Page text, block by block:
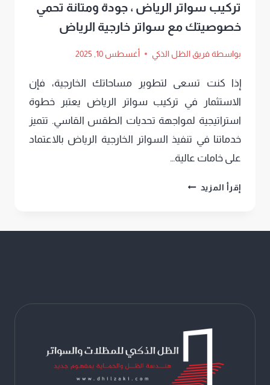
وأسعار
خيالية
تركيب سواتر الرياض ، جودة ومتانة تحمي
خصوصيتك مع سواتر خارجية الرياض
بواسطة فريق الظل الذكي أغسطس 10, 2025
إذا كنت تسعى لتطوير مساحاتك الخارجية، فإن
الاستثمار في تركيب سواتر الرياض يعتبر خطوة
استراتيجية لمواجهة تحديات الطقس القاسي. تتميز
خدماتنا في تنفيذ السواتر الخارجية الرياض بالاعتماد
على خامات عالية…
إقرأ المزيد تركيب
مع
سواتر
خارجية